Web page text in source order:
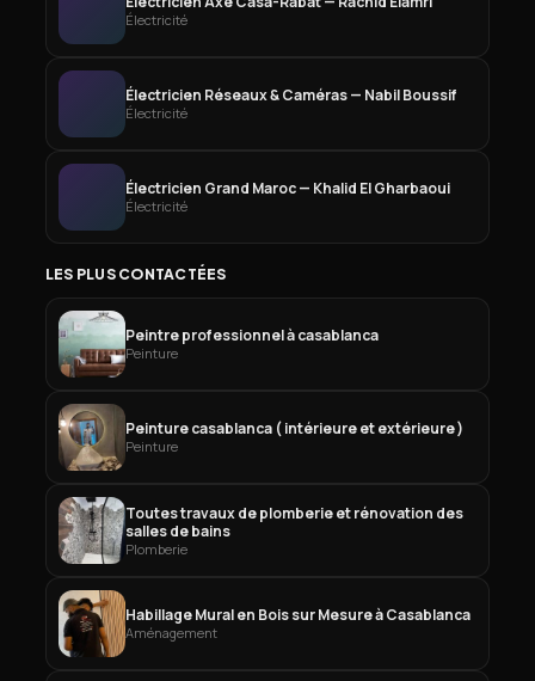
Électricité
Électricien Réseaux & Caméras — Nabil Boussif
Électricité
Électricien Grand Maroc — Khalid El Gharbaoui
Électricité
LES PLUS CONTACTÉES
Peintre professionnel à casablanca
Peinture
Peinture casablanca ( intérieure et extérieure )
Peinture
Toutes travaux de plomberie et rénovation des
salles de bains
Plomberie
Habillage Mural en Bois sur Mesure à Casablanca
Aménagement